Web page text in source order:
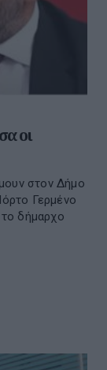
οι
στον Δήμο
Γερμένο
δήμαρχο